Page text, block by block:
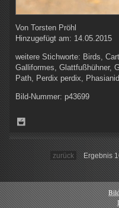
Von Torsten Pröhl
Hinzugefügt am: 14.05.2015
weitere Stichworte: Birds,
Galliformes, Glattfußhühner,
Path, Perdix perdix,
Bild-Nummer: p43699
zurück Ergebnis